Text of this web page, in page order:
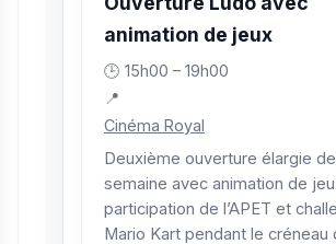
animation de jeux
🕒 15h00 – 19h00
📍
Cinéma Royal
Deuxième ouverture élargie
semaine avec animation de
participation de l’APET et
Mario Kart pendant le créneau